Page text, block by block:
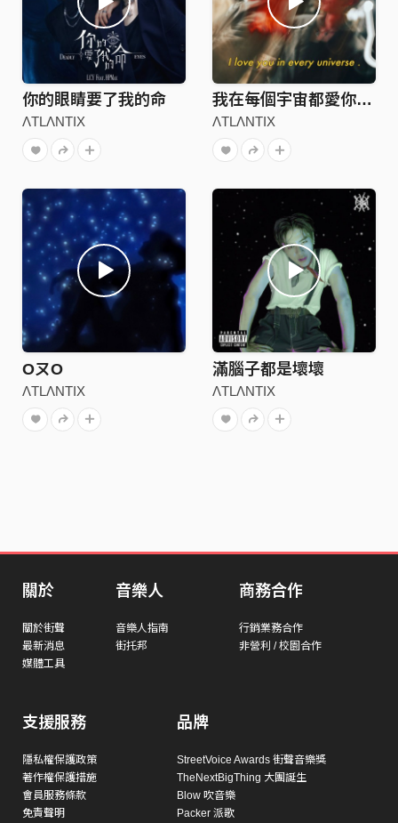
你的眼睛要了我的命
ΛTLΛNTIX
我在每個宇宙都愛你 ILUIEU
ΛTLΛNTIX
OㄡO
ΛTLΛNTIX
滿腦子都是壞壞
ΛTLΛNTIX
關於
關於街聲
最新消息
媒體工具
音樂人
音樂人指南
街托邦
商務合作
行銷業務合作
非營利 / 校園合作
支援服務
隱私權保護政策
著作權保護措施
會員服務條款
免責聲明
品牌
StreetVoice Awards 街聲音樂獎
TheNextBigThing 大團誕生
Blow 吹音樂
Packer 派歌